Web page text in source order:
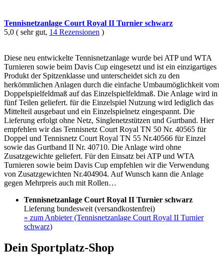
Tennisnetzanlage Court Royal II Turnier schwarz
5,0 ( sehr gut, 14 Rezensionen )
Diese neu entwickelte Tennisnetzanlage wurde bei ATP und WTA
Turnieren sowie beim Davis Cup eingesetzt und ist ein einzigartiges
Produkt der Spitzenklasse und unterscheidet sich zu den
herkömmlichen Anlagen durch die einfache Umbaumöglichkeit vom
Doppelspielfeldmaß auf das Einzelspielfeldmaß. Die Anlage wird in
fünf Teilen geliefert. für die Einzelspiel Nutzung wird lediglich das
Mittelteil ausgebaut und ein Einzelspielnetz eingespannt. Die
Lieferung erfolgt ohne Netz, Singlenetzstützen und Gurtband. Hier
empfehlen wir das Tennisnetz Court Royal TN 50 Nr. 40565 für
Doppel und Tennisnetz Court Royal TN 55 Nr.40566 für Einzel
sowie das Gurtband II Nr. 40710. Die Anlage wird ohne
Zusatzgewichte geliefert. Für den Einsatz bei ATP und WTA
Turnieren sowie beim Davis Cup empfehlen wir die Verwendung
von Zusatzgewichten Nr.404904. Auf Wunsch kann die Anlage
gegen Mehrpreis auch mit Rollen…
Tennisnetzanlage Court Royal II Turnier schwarz
Lieferung bundesweit (versandkostenfrei)
» zum Anbieter (Tennisnetzanlage Court Royal II Turnier
schwarz)
Dein Sportplatz-Shop